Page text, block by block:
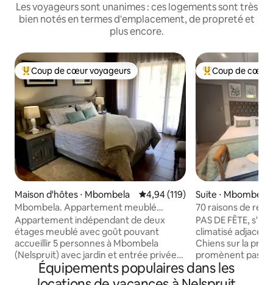
Les voyageurs sont unanimes : ces logements sont très
bien notés en termes d'emplacement, de propreté et
plus encore.
Coups de cœur voyageurs les plus appréciés
Coup de cœur voyageurs
Maison d'hôtes ⋅ Mbombela Évaluation moyenne sur la
4,94 (119)
Mbombela. Appartement meublé
confortable | 5 couchages.
Appartement indépendant de deux
étages meublé avec goût pouvant
accueillir 5 personnes à Mbombela
(Nelspruit) avec jardin et entrée privée
adjacente à la maison familiale. Veuillez
noter que « le logement entier » signifie
Coups de cœur
Coup de cœur
Suite ⋅ Mbombela
70 raisons de
PAS DE FÊTE, s'il
climatisé adjacent
Chiens sur la
promènent pas
promènent librement. C.B.D,
centre
Équipements populaires dans les